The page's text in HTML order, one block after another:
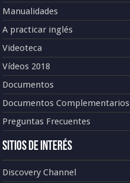
Manualidades
A practicar inglés
Videoteca
Vídeos 2018
Documentos
Documentos Complementarios
Preguntas Frecuentes
Sitios de Interés
Discovery Channel